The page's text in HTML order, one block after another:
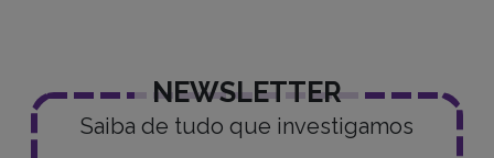
NEWSLETTER
Saiba de tudo que investigamos